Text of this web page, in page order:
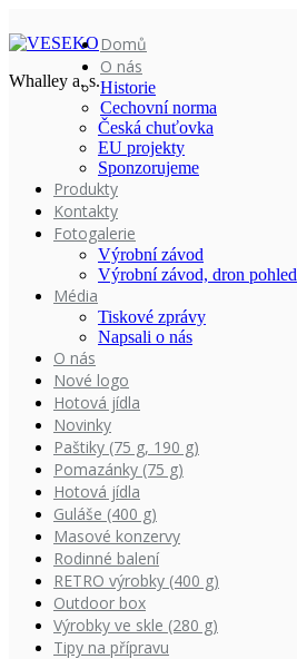
Whalley a. s.
Domů
O nás
Historie
Cechovní norma
Česká chuťovka
EU projekty
Sponzorujeme
Produkty
Kontakty
Fotogalerie
Výrobní závod
Výrobní závod, dron pohled
Média
Tiskové zprávy
Napsali o nás
O nás
Nové logo
Hotová jídla
Novinky
Paštiky (75 g, 190 g)
Pomazánky (75 g)
Hotová jídla
Guláše (400 g)
Masové konzervy
Rodinné balení
RETRO výrobky (400 g)
Outdoor box
Výrobky ve skle (280 g)
Tipy na přípravu